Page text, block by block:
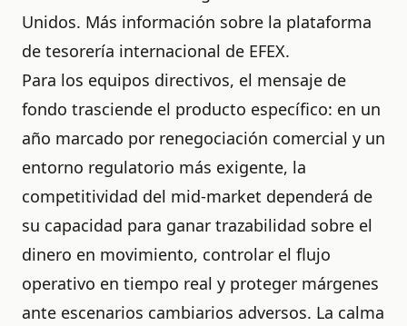
Unidos. Más información sobre la plataforma
de tesorería internacional de EFEX.
Para los equipos directivos, el mensaje de
fondo trasciende el producto específico: en un
año marcado por renegociación comercial y un
entorno regulatorio más exigente, la
competitividad del mid-market dependerá de
su capacidad para ganar trazabilidad sobre el
dinero en movimiento, controlar el flujo
operativo en tiempo real y proteger márgenes
ante escenarios cambiarios adversos. La calma